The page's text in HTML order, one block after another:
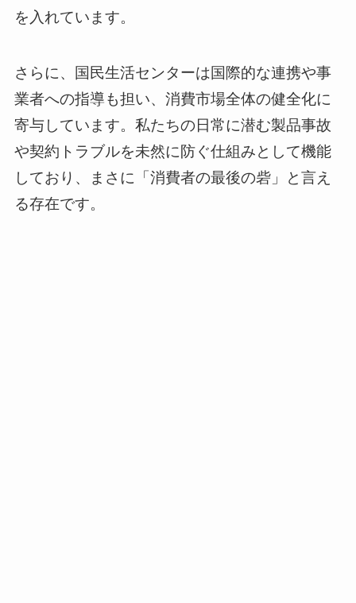
を入れています。
さらに、国民生活センターは国際的な連携や事
業者への指導も担い、消費市場全体の健全化に
寄与しています。私たちの日常に潜む製品事故
や契約トラブルを未然に防ぐ仕組みとして機能
しており、まさに「消費者の最後の砦」と言え
る存在です。